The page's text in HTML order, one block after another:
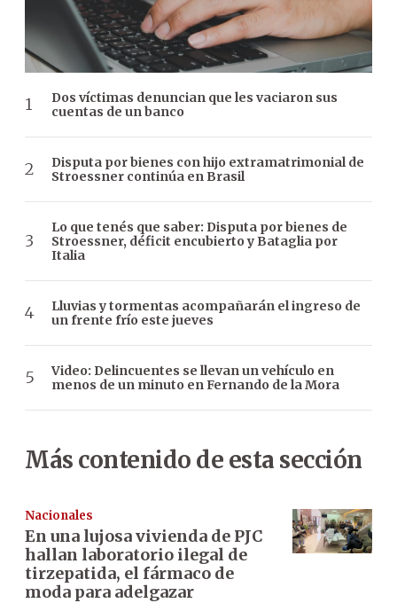
Dos víctimas denuncian que les vaciaron sus
cuentas de un banco
Disputa por bienes con hijo extramatrimonial de
Stroessner continúa en Brasil
Lo que tenés que saber: Disputa por bienes de
Stroessner, déficit encubierto y Bataglia por
Italia
Lluvias y tormentas acompañarán el ingreso de
un frente frío este jueves
Video: Delincuentes se llevan un vehículo en
menos de un minuto en Fernando de la Mora
Más contenido de esta sección
Nacionales
En una lujosa vivienda de PJC
hallan laboratorio ilegal de
tirzepatida, el fármaco de
moda para adelgazar